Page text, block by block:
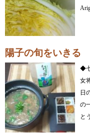
陽子の旬をいきる
◆
女
日
の
と